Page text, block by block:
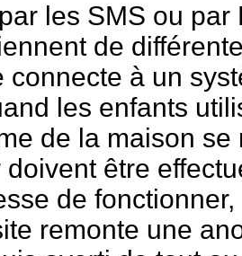
les SMS ou par
de
connecte à un
les enfants
de la maison
doivent être
de
remonte une